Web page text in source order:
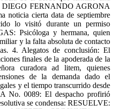
DIEGO FERNANDO AGRONA
noticia cierta data de septiembre
lo visitó durante un permiso
Psicóloga y hermana, quien
y la falta absoluta de contacto
4. Alegatos de conclusión: El
finales de la apoderada de la
curadora ad litem, quienes
de la demanda dado el
y el tiempo transcurrido desde
No. 0089: El despacho profirió
se condensa: RESUELVE: